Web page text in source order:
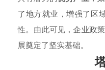
了地方就业，增强了区
性。由此可见，企业政
展奠定了坚实基础。